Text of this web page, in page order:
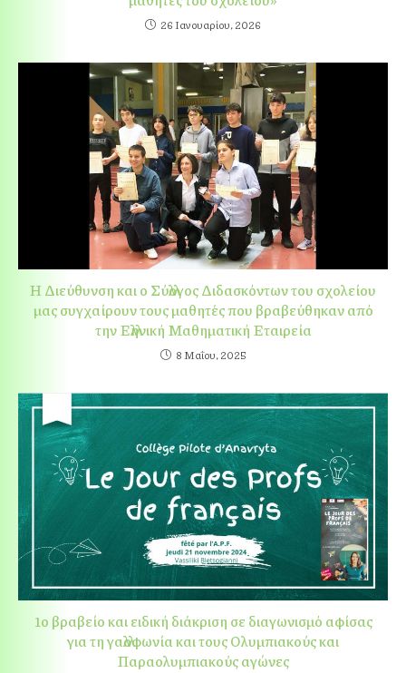
26 Ιανουαρίου, 2026
Η Διεύθυνση και ο Σύλλογος Διδασκόντων του σχολείου
μας συγχαίρουν τους μαθητές που βραβεύθηκαν από
την Ελληνική Μαθηματική Εταιρεία
8 Μαΐου, 2025
1ο βραβείο και ειδική διάκριση σε διαγωνισμό αφίσας
για τη γαλλοφωνία και τους Ολυμπιακούς και
Παραολυμπιακούς αγώνες